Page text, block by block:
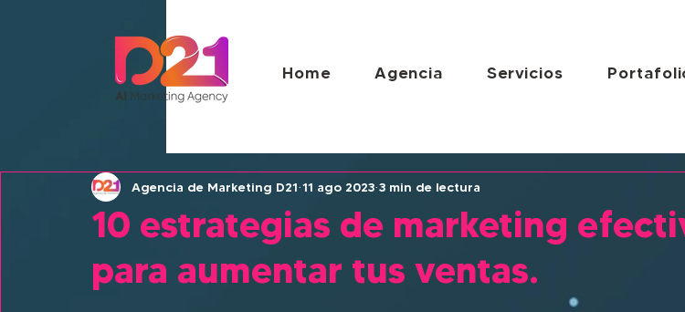
Home Agencia Servicios
10 estrategias de marketing
para aumentar tus ventas.
Agencia de Marketing D21 11 ago 2023 3 min de lectura